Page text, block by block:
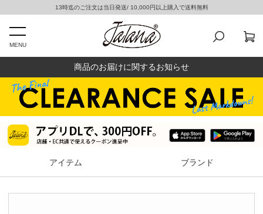
13時迄のご注文は当日発送/ 10,000円以上購入で送料無料
MENU
商品のお届けに関するお知らせ
アイテム ブランド